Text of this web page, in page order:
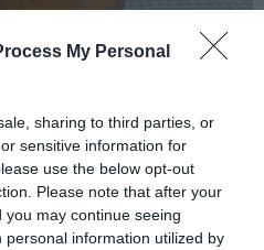
My Personal
sharing to third parties, or
sensitive information for
use the below opt-out
Please note that after your
may continue seeing
information utilized by